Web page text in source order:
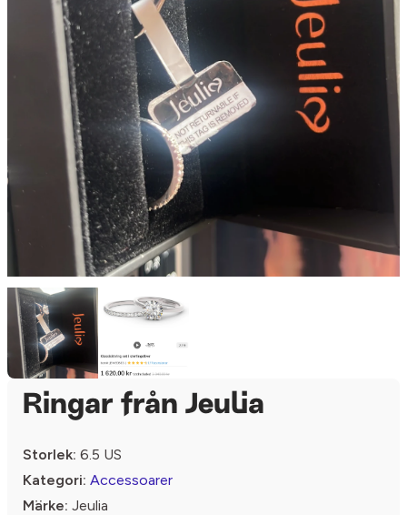
Ringar från Jeulia
Storlek: 6.5 US
Kategori: Accessoarer
Märke: Jeulia